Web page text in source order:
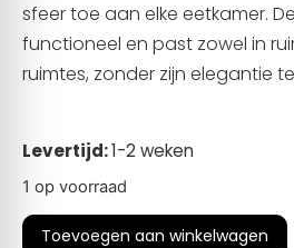
sfeer toe aan elke eetkamer.
functioneel en past zowel in
ruimtes, zonder zijn elegantie
Levertijd:1-2 weken
1 op voorraad
Toevoegen aan winkelwagen